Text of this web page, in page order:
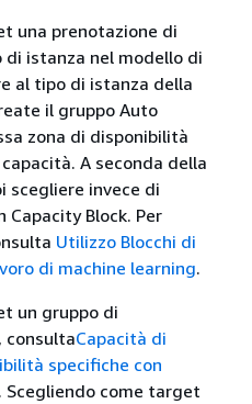
una prenotazione di
istanza nel modello di
al tipo di istanza della
il gruppo Auto
zona di disponibilità
A seconda della
scegliere invece di
Block. Per
Utilizzo Blocchi di
di machine learning.
un gruppo di
consultaCapacità di
specifiche con
. Scegliendo come target